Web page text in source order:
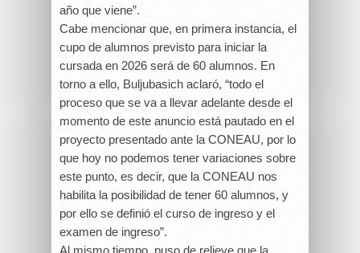
año que viene”.
Cabe mencionar que, en primera instancia, el
cupo de alumnos previsto para iniciar la
cursada en 2026 será de 60 alumnos. En
torno a ello, Buljubasich aclaró, “todo el
proceso que se va a llevar adelante desde el
momento de este anuncio está pautado en el
proyecto presentado ante la CONEAU, por lo
que hoy no podemos tener variaciones sobre
este punto, es decir, que la CONEAU nos
habilita la posibilidad de tener 60 alumnos, y
por ello se definió el curso de ingreso y el
examen de ingreso”.